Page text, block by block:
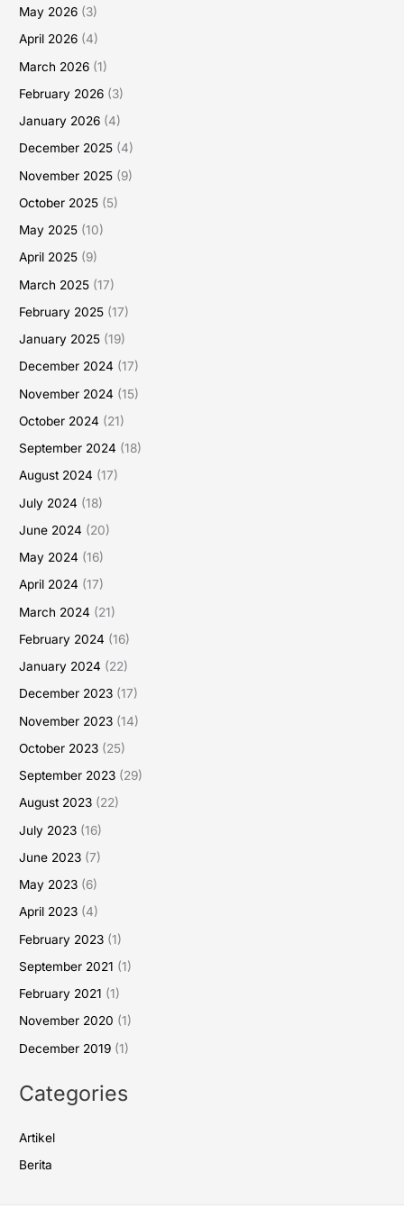
May 2026 (3)
April 2026 (4)
March 2026 (1)
February 2026 (3)
January 2026 (4)
December 2025 (4)
November 2025 (9)
October 2025 (5)
May 2025 (10)
April 2025 (9)
March 2025 (17)
February 2025 (17)
January 2025 (19)
December 2024 (17)
November 2024 (15)
October 2024 (21)
September 2024 (18)
August 2024 (17)
July 2024 (18)
June 2024 (20)
May 2024 (16)
April 2024 (17)
March 2024 (21)
February 2024 (16)
January 2024 (22)
December 2023 (17)
November 2023 (14)
October 2023 (25)
September 2023 (29)
August 2023 (22)
July 2023 (16)
June 2023 (7)
May 2023 (6)
April 2023 (4)
February 2023 (1)
September 2021 (1)
February 2021 (1)
November 2020 (1)
December 2019 (1)
Categories
Artikel
Berita